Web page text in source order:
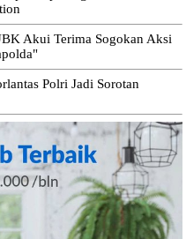
Akui Terima Sogokan Aksi
Polri Jadi Sorotan